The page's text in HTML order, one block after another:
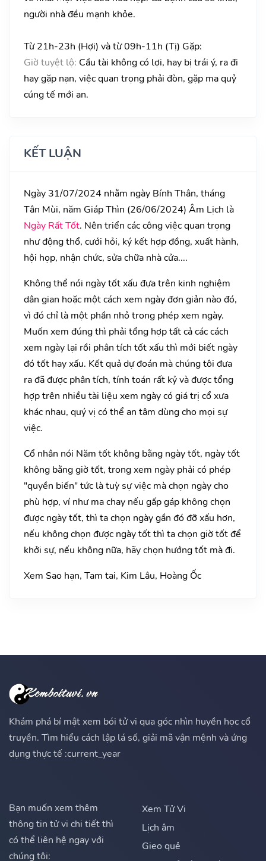
người nhà đều mạnh khỏe.
Từ 21h-23h (Hợi) và từ 09h-11h (Tị) Gặp:
Giờ tuyệt lộ: Cầu tài không có lợi, hay bị trái ý, ra đi
hay gặp nạn, việc quan trọng phải đòn, gặp ma quỷ
cúng tế mới an.
KẾT LUẬN
Ngày 31/07/2024 nhằm ngày Bính Thân, tháng
Tân Mùi, năm Giáp Thìn (26/06/2024) Âm Lịch là
Ngày Rất Tốt. Nên triển các công việc quan trọng
như động thổ, cưới hỏi, ký kết hợp đồng, xuất hành,
hội họp, nhận chức, sửa chữa nhà cửa....
Không thể nói ngày tốt xấu đựa trên kinh nghiệm
dân gian hoặc một cách xem ngày đơn giản nào đó,
vì đó chỉ là một phần nhỏ trong phép xem ngày.
Muốn xem đúng thì phải tổng hợp tất cả các cách
xem ngày lại rồi phân tích tốt xấu thì mới biết ngày
đó tốt hay xấu. Kết quả dự đoán mà chúng tôi đưa
ra đã được phân tích, tính toán rất kỷ và được tổng
hợp trên nhiều tài liệu xem ngày có giá trị cổ xưa
khác nhau, quý vị có thể an tâm dùng cho mọi sự
việc.
Cổ nhân nói Năm tốt không bằng ngày tốt, ngày tốt
không bằng giờ tốt, trong xem ngày phải có phép
"quyền biến" tức là tuỳ sự việc mà chọn ngày cho
phù hợp, ví như ma chay nếu gấp gáp không chọn
được ngày tốt, thì ta chọn ngày gần đó đỡ xấu hơn,
nếu không chọn được ngày tốt thì ta chọn giờ tốt để
khởi sự, nếu không nữa, hãy chọn hướng tốt mà đi.
Xem Sao hạn, Tam tai, Kim Lâu, Hoàng Ốc
Khám phá bí mật xem bói tử vi qua góc nhìn huyền học cổ
truyền. Tìm hiểu cách lập lá số, giải mã vận mệnh và ứng
dụng thực tế :current_year
Bạn muốn xem thêm
thông tin tử vi chi tiết thì
có thể liên hệ ngay với
chúng tôi:
Xem Tử Vi
Lịch âm
Gieo quẻ